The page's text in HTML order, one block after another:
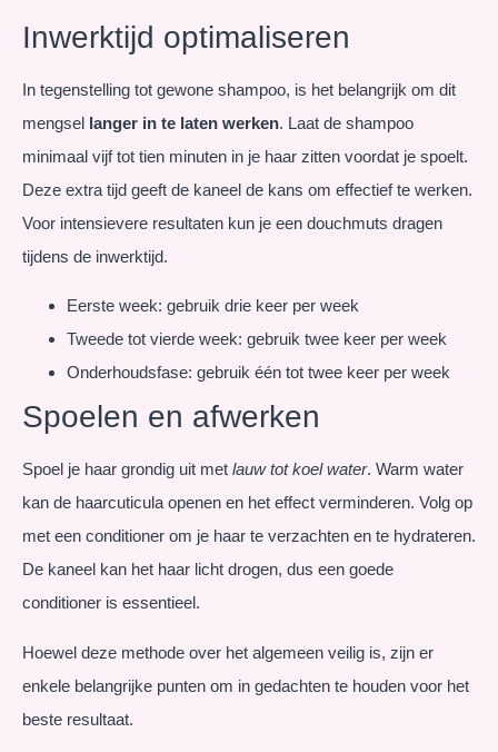
Inwerktijd optimaliseren
In tegenstelling tot gewone shampoo, is het belangrijk om dit
mengsel langer in te laten werken. Laat de shampoo
minimaal vijf tot tien minuten in je haar zitten voordat je spoelt.
Deze extra tijd geeft de kaneel de kans om effectief te werken.
Voor intensievere resultaten kun je een douchmuts dragen
tijdens de inwerktijd.
Eerste week: gebruik drie keer per week
Tweede tot vierde week: gebruik twee keer per week
Onderhoudsfase: gebruik één tot twee keer per week
Spoelen en afwerken
Spoel je haar grondig uit met lauw tot koel water. Warm water
kan de haarcuticula openen en het effect verminderen. Volg op
met een conditioner om je haar te verzachten en te hydrateren.
De kaneel kan het haar licht drogen, dus een goede
conditioner is essentieel.
Hoewel deze methode over het algemeen veilig is, zijn er
enkele belangrijke punten om in gedachten te houden voor het
beste resultaat.